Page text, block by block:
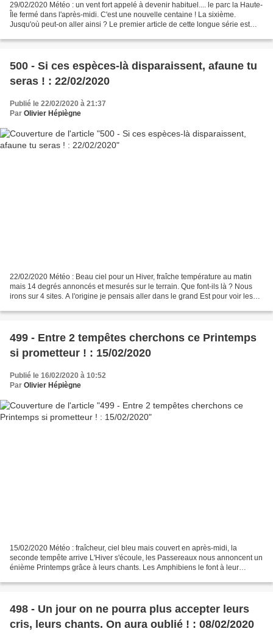
29/02/2020 Météo : un vent fort appelé à devenir habituel.... le parc la Haute-
Île fermé dans l'après-midi. C'est une nouvelle centaine ! La sixième.
Jusqu'où peut-on aller ainsi ? Le premier article de cette longue série est
500 - Si ces espèces-là disparaissent, afaune tu
seras ! : 22/02/2020
Publié le 22/02/2020 à 21:37
Par Olivier Hépiègne
22/02/2020 Météo : Beau ciel pour un Hiver, fraîche température au matin
mais 14 degrés annoncés et mesurés sur le terrain. Que font-ils là ? Nous
irons sur 4 sites. A l'origine je pensais aller dans le grand Est pour voir les
499 - Entre 2 tempêtes cherchons ce Printemps
si prometteur ! : 15/02/2020
Publié le 16/02/2020 à 10:52
Par Olivier Hépiègne
15/02/2020 Météo : fraîcheur, ciel bleu mais couvert en après-midi, la
seconde tempête arrive L'Hiver s'écoule, les Passereaux nous annoncent un
énième Printemps grâce à leurs chants. Les Amphibiens le font à leur
498 - Un jour on ne pourra plus accepter leurs
cris, leurs chants. On aura oublié ! : 08/02/2020